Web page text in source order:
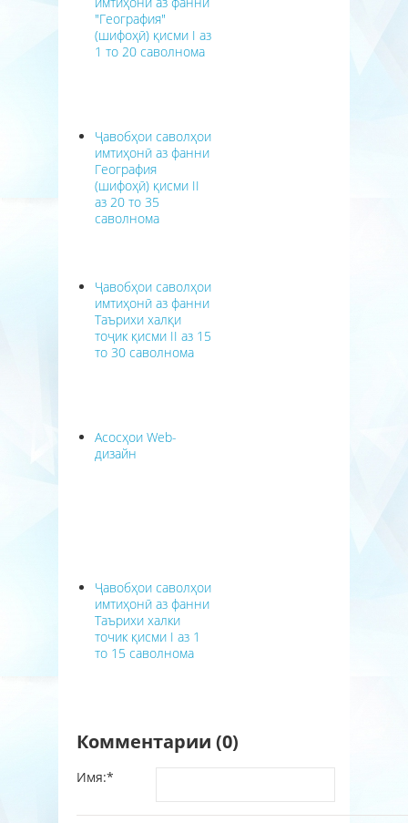
"География"
(шифоҳӣ) қисми I аз
1 то 20 саволнома
Ҷавобҳои саволҳои
имтиҳонӣ аз фанни
География
(шифоҳӣ) қисми II
аз 20 то 35
саволнома
Ҷавобҳои саволҳои
имтиҳонӣ аз фанни
Таърихи халқи
тоҷик қисми II аз 15
то 30 саволнома
Асосҳои Web-
дизайн
Ҷавобҳои саволҳои
имтиҳонӣ аз фанни
Таърихи халки
точик қисми I аз 1
то 15 саволнома
Комментарии (0)
Имя:*